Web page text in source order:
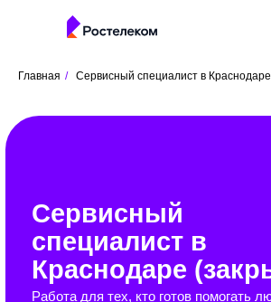
Главная / Сервисный специалист в Краснодаре
Краснодаре (закрыта)
Работа для тех, кто готов помогать людям
находить решения в любых вопросах